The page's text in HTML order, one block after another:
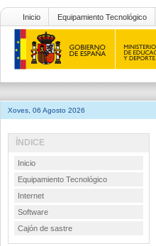
Inicio Equipamiento Tecnológico
Xoves, 06 Agosto 2026
ÍNDICE
Inicio
Equipamiento Tecnológico
Internet
Software
Cajón de sastre